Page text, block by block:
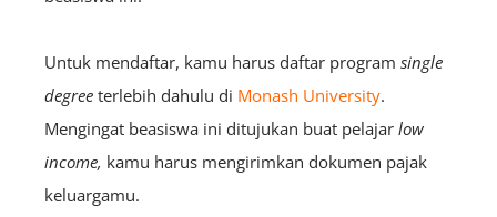
Untuk mendaftar, kamu harus daftar program single
degree terlebih dahulu di Monash University.
Mengingat beasiswa ini ditujukan buat pelajar low
income, kamu harus mengirimkan dokumen pajak
keluargamu.